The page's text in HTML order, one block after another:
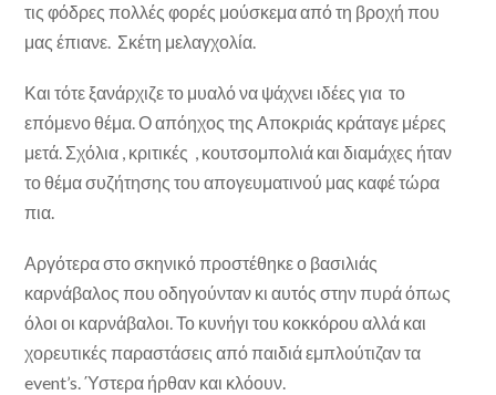
τις φόδρες πολλές φορές μούσκεμα από τη βροχή που
μας έπιανε. Σκέτη μελαγχολία.
Και τότε ξανάρχιζε το μυαλό να ψάχνει ιδέες για το
επόμενο θέμα. Ο απόηχος της Αποκριάς κράταγε μέρες
μετά. Σχόλια , κριτικές , κουτσομπολιά και διαμάχες ήταν
το θέμα συζήτησης του απογευματινού μας καφέ τώρα
πια.
Αργότερα στο σκηνικό προστέθηκε ο βασιλιάς
καρνάβαλος που οδηγούνταν κι αυτός στην πυρά όπως
όλοι οι καρνάβαλοι. Το κυνήγι του κοκκόρου αλλά και
χορευτικές παραστάσεις από παιδιά εμπλούτιζαν τα
event’s. Ύστερα ήρθαν και κλόουν.